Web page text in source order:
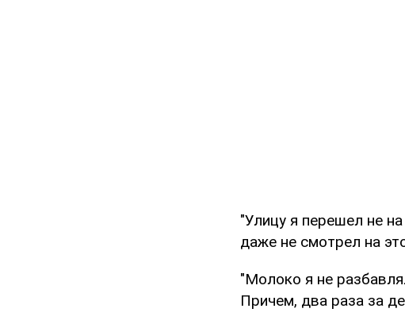
"Улицу я перешел не
даже не смотрел на
"Молоко я не
Причем, два раза за